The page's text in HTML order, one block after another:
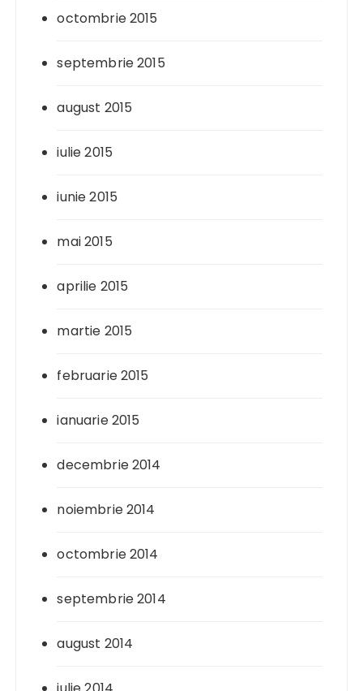
octombrie 2015
septembrie 2015
august 2015
iulie 2015
iunie 2015
mai 2015
aprilie 2015
martie 2015
februarie 2015
ianuarie 2015
decembrie 2014
noiembrie 2014
octombrie 2014
septembrie 2014
august 2014